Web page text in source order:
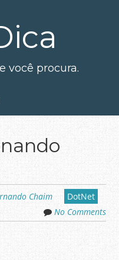
você procura.
Chaim
DotNet
No Comments